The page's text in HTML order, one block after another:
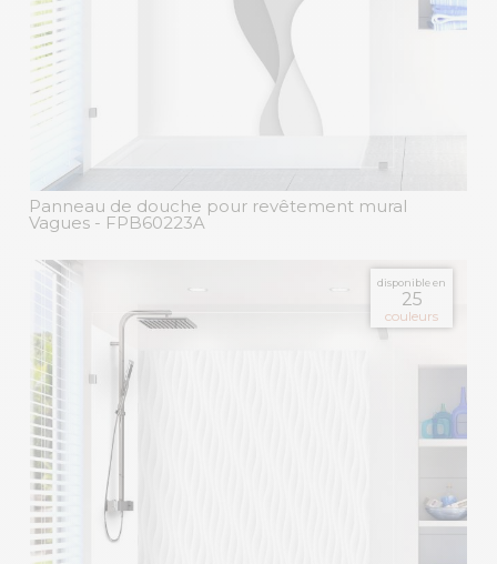
Panneau de douche pour revêtement mural
Vagues - FPB60223A
disponible en
25
couleurs